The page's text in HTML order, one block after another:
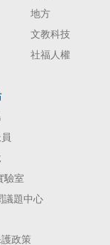
地方
文教科技
社福人權
驗室
議題中心
政策